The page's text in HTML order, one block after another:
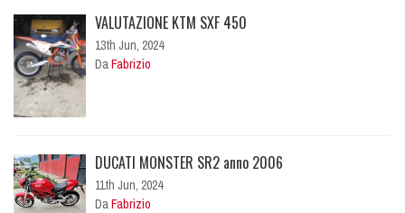
VALUTAZIONE KTM SXF 450
13th Jun, 2024
DaFabrizio
DUCATI MONSTER SR2 anno 2006
11th Jun, 2024
DaFabrizio